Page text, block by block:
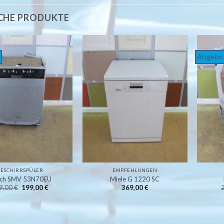
PRODUKTE
die
Wunschliste
SMV 53N70EU
€ Ursprünglicher
Preis
229,00 €
199,00€Aktueller
199,00 €.
die
Wunschliste
EMPFEHLUNGEN
Miele G 1220 SC
369,00€